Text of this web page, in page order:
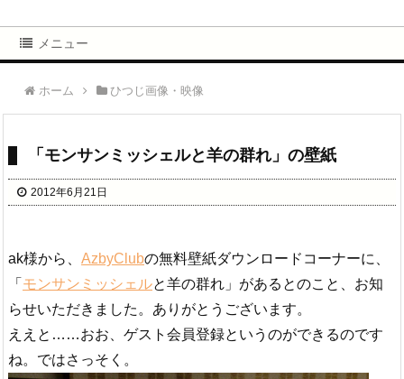
メニュー
ホーム ひつじ画像・映像
「モンサンミッシェルと羊の群れ」の壁紙
2012年6月21日
ak様から、 AzbyClubの無料壁紙ダウンロードコーナーに、
「 モンサンミッシェルと羊の群れ」があるとのこと、お知
らせいただきました。ありがとうございます。
ええと……おお、ゲスト会員登録というのができるのです
ね。ではさっそく。